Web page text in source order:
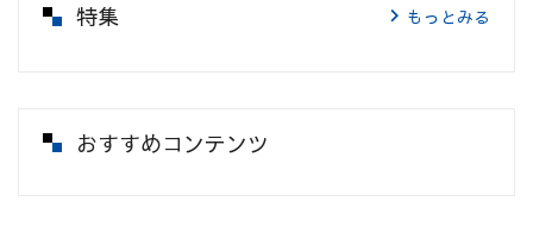
特集 もっとみる
おすすめコンテンツ